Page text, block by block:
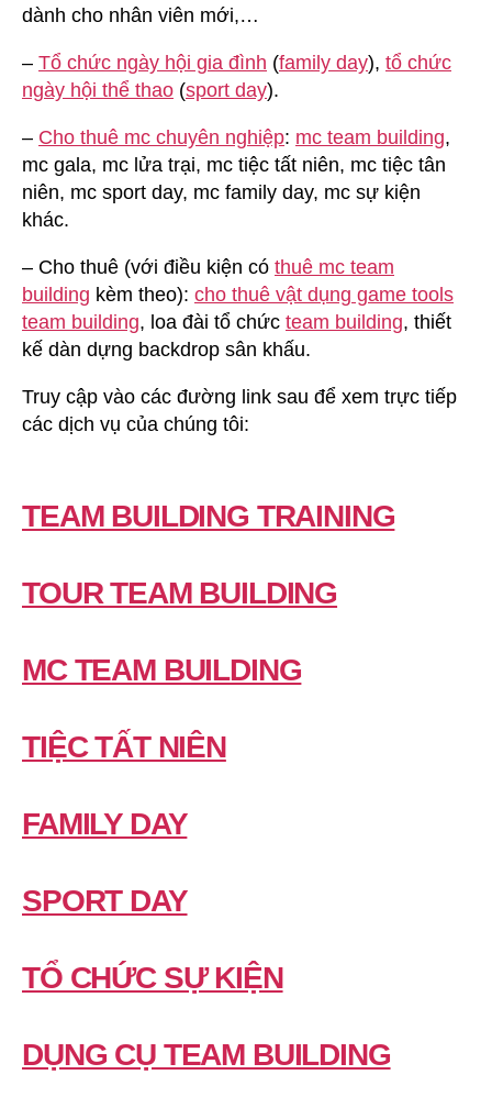
dành cho nhân viên mới,…
– Tổ chức ngày hội gia đình (family day), tổ chức
ngày hội thể thao (sport day).
– Cho thuê mc chuyên nghiệp: mc team building,
mc gala, mc lửa trại, mc tiệc tất niên, mc tiệc tân
niên, mc sport day, mc family day, mc sự kiện
khác.
– Cho thuê (với điều kiện có thuê mc team
building kèm theo): cho thuê vật dụng game tools
team building, loa đài tổ chức team building, thiết
kế dàn dựng backdrop sân khấu.
Truy cập vào các đường link sau để xem trực tiếp
các dịch vụ của chúng tôi:
TEAM BUILDING TRAINING
TOUR TEAM BUILDING
MC TEAM BUILDING
TIỆC TẤT NIÊN
FAMILY DAY
SPORT DAY
TỔ CHỨC SỰ KIỆN
DỤNG CỤ TEAM BUILDING